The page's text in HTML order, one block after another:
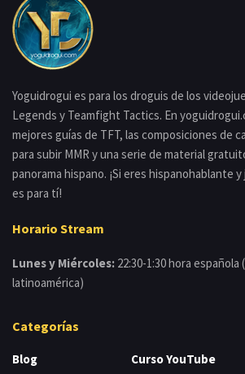
Yoguidrogui es para los droguis de los
Legends y Teamfight Tactics. En
mejores guías de TFT, las composiciones de
para subir MMR y una serie de material
panorama hispano. ¡Si eres hispanohablante
es para tí!
Horario Stream
Lunes y Miércoles: 22:30-1:30 hora
latinoamérica)
Categorías
Blog
Curso YouTube